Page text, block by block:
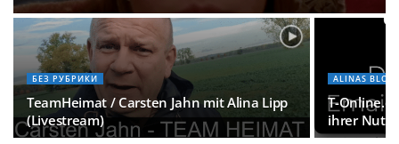
БЕЗ РУБРИКИ
TeamHeimat / Carsten Jahn mit Alina Lipp
(Livestream)
ALINAS BLOG
T-
ihrer